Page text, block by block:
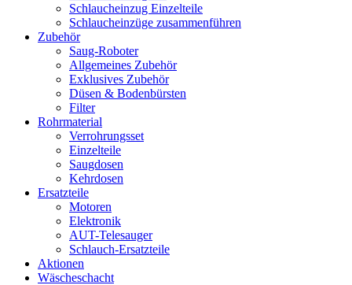
Schlaucheinzug Einzelteile
Schlaucheinzüge zusammenführen
Zubehör
Saug-Roboter
Allgemeines Zubehör
Exklusives Zubehör
Düsen & Bodenbürsten
Filter
Rohrmaterial
Verrohrungsset
Einzelteile
Saugdosen
Kehrdosen
Ersatzteile
Motoren
Elektronik
AUT-Telesauger
Schlauch-Ersatzteile
Aktionen
Wäscheschacht